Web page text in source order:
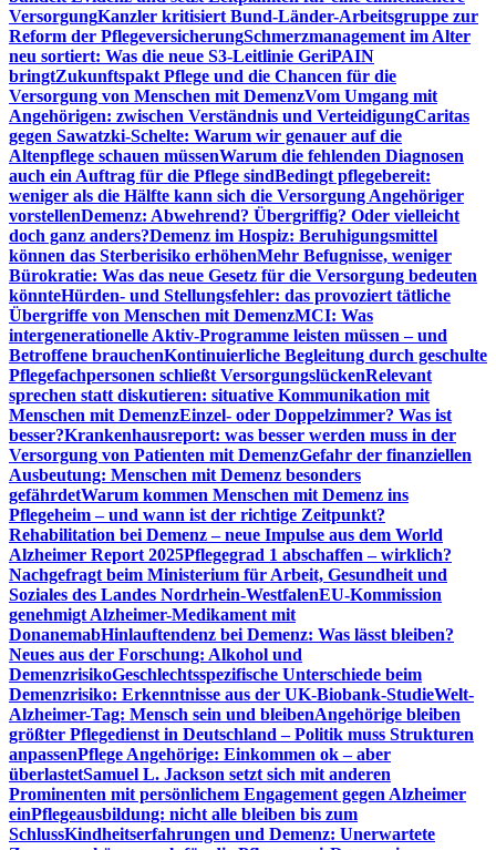
VersorgungKanzler kritisiert Bund-Länder-Arbeitsgruppe zur
Reform der PflegeversicherungSchmerzmanagement im Alter
neu sortiert: Was die neue S3-Leitlinie GeriPAIN
bringtZukunftspakt Pflege und die Chancen für die
Versorgung von Menschen mit DemenzVom Umgang mit
Angehörigen: zwischen Verständnis und VerteidigungCaritas
gegen Sawatzki-Schelte: Warum wir genauer auf die
Altenpflege schauen müssenWarum die fehlenden Diagnosen
auch ein Auftrag für die Pflege sindBedingt pflegebereit:
weniger als die Hälfte kann sich die Versorgung Angehöriger
vorstellenDemenz: Abwehrend? Übergriffig? Oder vielleicht
doch ganz anders?Demenz im Hospiz: Beruhigungsmittel
können das Sterberisiko erhöhenMehr Befugnisse, weniger
Bürokratie: Was das neue Gesetz für die Versorgung bedeuten
könnteHürden- und Stellungsfehler: das provoziert tätliche
Übergriffe von Menschen mit DemenzMCI: Was
intergenerationelle Aktiv-Programme leisten müssen – und
Betroffene brauchenKontinuierliche Begleitung durch geschulte
Pflegefachpersonen schließt VersorgungslückenRelevant
sprechen statt diskutieren: situative Kommunikation mit
Menschen mit DemenzEinzel- oder Doppelzimmer? Was ist
besser?Krankenhausreport: was besser werden muss in der
Versorgung von Patienten mit DemenzGefahr der finanziellen
Ausbeutung: Menschen mit Demenz besonders
gefährdetWarum kommen Menschen mit Demenz ins
Pflegeheim – und wann ist der richtige Zeitpunkt?
Rehabilitation bei Demenz – neue Impulse aus dem World
Alzheimer Report 2025Pflegegrad 1 abschaffen – wirklich?
Nachgefragt beim Ministerium für Arbeit, Gesundheit und
Soziales des Landes Nordrhein-WestfalenEU-Kommission
genehmigt Alzheimer-Medikament mit
DonanemabHinlauftendenz bei Demenz: Was lässt bleiben?
Neues aus der Forschung: Alkohol und
DemenzrisikoGeschlechtsspezifische Unterschiede beim
Demenzrisiko: Erkenntnisse aus der UK-Biobank-StudieWelt-
Alzheimer-Tag: Mensch sein und bleibenAngehörige bleiben
größter Pflegedienst in Deutschland – Politik muss Strukturen
anpassenPflege Angehörige: Einkommen ok – aber
überlastetSamuel L. Jackson setzt sich mit anderen
Prominenten mit persönlichem Engagement gegen Alzheimer
einPflegeausbildung: nicht alle bleiben bis zum
SchlussKindheitserfahrungen und Demenz: Unerwartete